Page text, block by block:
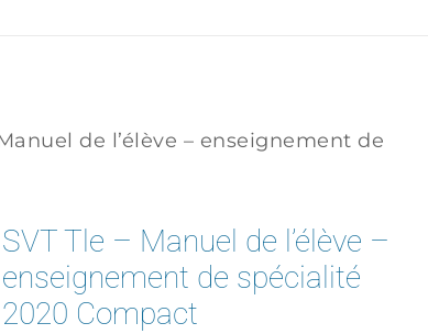
de l’élève – enseignement de
SVT Tle – Manuel de l’élève –
enseignement de spécialité
2020 Compact